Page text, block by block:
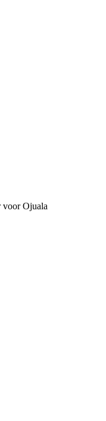
voor Ojuala